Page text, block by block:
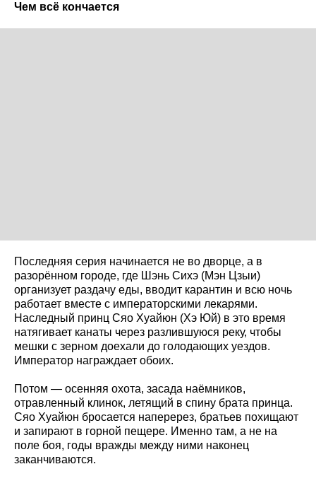
Чем всё кончается
Последняя серия начинается не во дворце, а в
разорённом городе, где Шэнь Сихэ (Мэн Цзыи)
организует раздачу еды, вводит карантин и всю ночь
работает вместе с императорскими лекарями.
Наследный принц Сяо Хуайюн (Хэ Юй) в это время
натягивает канаты через разлившуюся реку, чтобы
мешки с зерном доехали до голодающих уездов.
Император награждает обоих.
Потом — осенняя охота, засада наёмников,
отравленный клинок, летящий в спину брата принца.
Сяо Хуайюн бросается наперерез, братьев похищают
и запирают в горной пещере. Именно там, а не на
поле боя, годы вражды между ними наконец
заканчиваются.